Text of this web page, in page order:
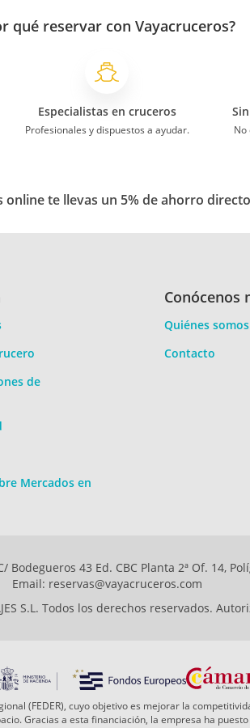
qué reservar con Vayacruceros?
Especialistas en cruceros
Profesionales y dispuestos a ayudar.
No
online te llevas un 5% de ahorro
de
Mercados en
Conócenos
Quiénes somos
Contacto
43 Ed. CBC Planta 2ª Of. 14,
Email: reservas@vayacruceros.com
S.L. Todos los derechos reservados.
(FEDER), cuyo objetivo es mejorar la
Gracias a esta financiación, la empresa ha